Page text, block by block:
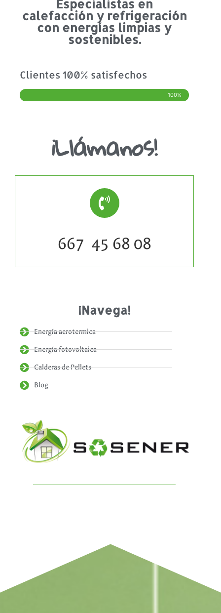
Especialistas en
calefacción y refrigeración
con energías limpias y
sostenibles.
Clientes 100% satisfechos
100%
¡Llámanos!
667 45 68 08
¡Navega!
Energía aerotermica
Energía fotovoltaica
Calderas de Pellets
Blog